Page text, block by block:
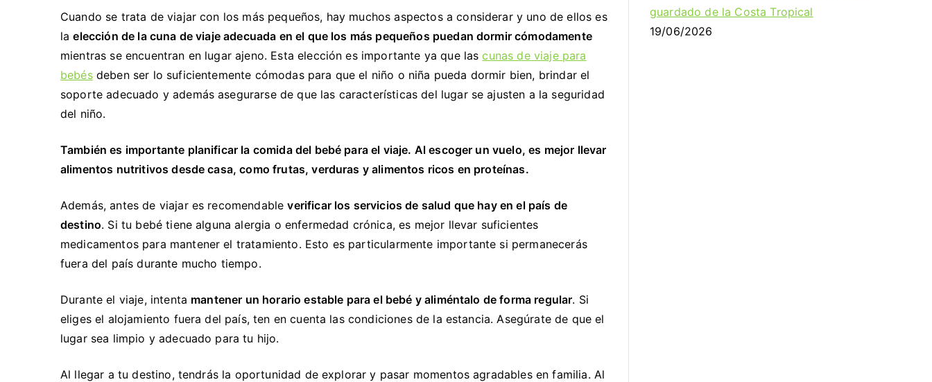
Cuando se trata de viajar con los más pequeños, hay muchos aspectos a considerar y uno de ellos es
laelección de la cuna de viaje adecuada en el que los más pequeños puedan dormir cómodamente
mientras se encuentran en lugar ajeno. Esta elección es importante ya que lascunas de viaje para
bebésdeben ser lo suficientemente cómodas para que el niño o niña pueda dormir bien, brindar el
soporte adecuado y además asegurarse de que las características del lugar se ajusten a la seguridad
del niño.
También es importante planificar la comida del bebé para el viaje. Al escoger un vuelo, es mejor llevar
alimentos nutritivos desde casa, como frutas, verduras y alimentos ricos en proteínas.
Además, antes de viajar es recomendableverificar los servicios de salud que hay en el país de
destino. Si tu bebé tiene alguna alergia o enfermedad crónica, es mejor llevar suficientes
medicamentos para mantener el tratamiento. Esto es particularmente importante si permanecerás
fuera del país durante mucho tiempo.
Durante el viaje, intenta mantener un horario estable para el bebé y aliméntalo de forma regular. Si
eliges el alojamiento fuera del país, ten en cuenta las condiciones de la estancia. Asegúrate de que el
lugar sea limpio y adecuado para tu hijo.
Al llegar a tu destino, tendrás la oportunidad de explorar y pasar momentos agradables en familia. Al
guardado de la Costa Tropical
19/06/2026